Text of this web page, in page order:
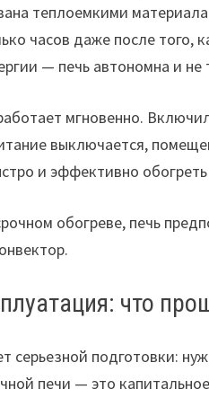
теплоемкими
часов даже после того,
— печь автономна и
мгновенно.
выключается,
и эффективно
обогреве, печь
что
серьезной подготовки:
печи — это